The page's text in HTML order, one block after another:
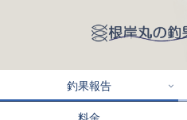
釣果報告